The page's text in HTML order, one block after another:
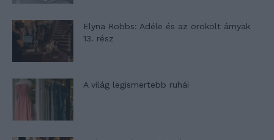
Elyna Robbs: Adéle és az örökölt árnyak
13. rész
A világ legismertebb ruhái